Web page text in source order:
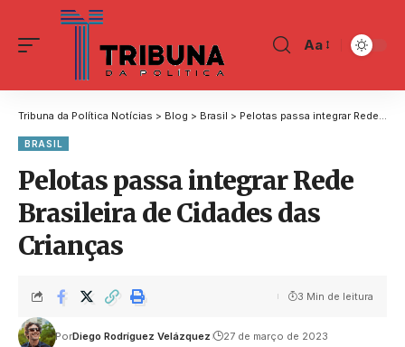
Aa
Tribuna da Política Notícias > Blog > Brasil > Pelotas passa integrar Rede Brasileira de Cidades das Crianças
BRASIL
Pelotas passa integrar Rede
Brasileira de Cidades das
Crianças
PorDiego Rodríguez Velázquez 27 de março de 2023
3 Min de leitura